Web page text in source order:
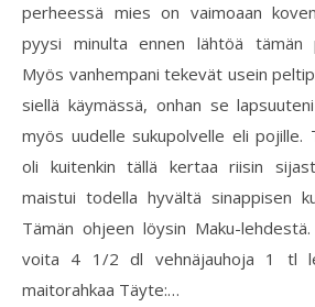
perheessä mies on vaimoaan
pyysi minulta ennen lähtöä tämän
Myös vanhempani tekevät usein
siellä käymässä, onhan se
myös uudelle sukupolvelle eli pojille.
oli kuitenkin tällä kertaa riisin
maistui todella hyvältä sinappisen
Tämän ohjeen löysin Maku-
voita 4 1/2 dl vehnäjauhoja 1 tl
maitorahkaa Täyte:…